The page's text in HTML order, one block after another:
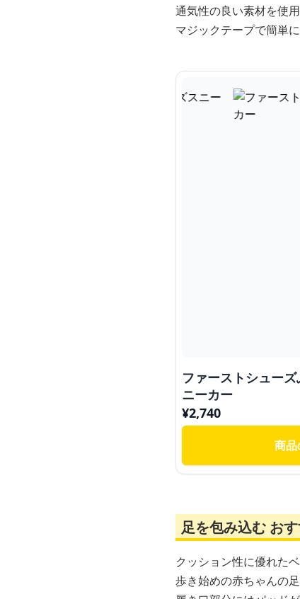
通気性の良い素材を使
マジックテープで簡単
ファーストシュー
ニーカー
¥2,740
商品
足を包み込む お
クッション性に優れたベ
歩き始めの赤ちゃんの